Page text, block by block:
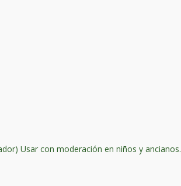
Usar con moderación en niños y ancianos.